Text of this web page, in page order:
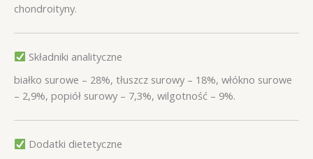
chondroityny.
Składniki analityczne
białko surowe – 28%, tłuszcz surowy – 18%, włókno surowe
– 2,9%, popiół surowy – 7,3%, wilgotność – 9%.
Dodatki dietetyczne